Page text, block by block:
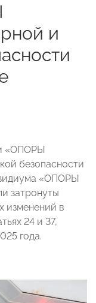
и
«ОПОРЫ
безопасности
«ОПОРЫ
затронуты
изменений в
24 и 37,
года.